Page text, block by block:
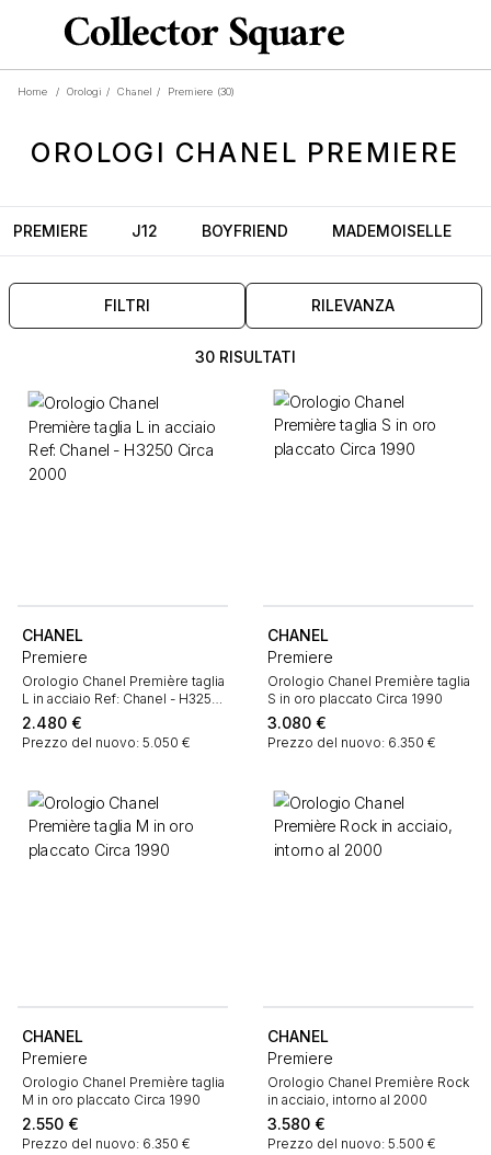
Home / Orologi / Chanel / Premiere (30)
OROLOGI CHANEL PREMIERE
PREMIERE J12 BOYFRIEND MADEMOISELLE
FILTRI RILEVANZA
30 RISULTATI
CHANEL
Premiere
Orologio Chanel Première taglia
L in acciaio Ref: Chanel - H3250
Circa 2000
2.480 €
Prezzo del nuovo: 5.050 €
CHANEL
Premiere
Orologio Chanel Première taglia
S in oro placcato Circa 1990
3.080 €
Prezzo del nuovo: 6.350 €
CHANEL
Premiere
Orologio Chanel Première taglia
M in oro placcato Circa 1990
2.550 €
Prezzo del nuovo: 6.350 €
CHANEL
Premiere
Orologio Chanel Première Rock
in acciaio, intorno al 2000
3.580 €
Prezzo del nuovo: 5.500 €